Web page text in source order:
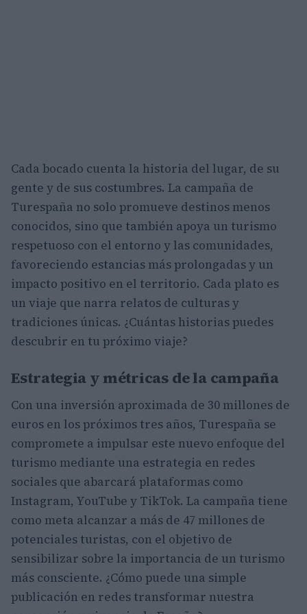
Cada bocado cuenta la historia del lugar, de su
gente y de sus costumbres. La campaña de
Turespaña no solo promueve destinos menos
conocidos, sino que también apoya un turismo
respetuoso con el entorno y las comunidades,
favoreciendo estancias más prolongadas y un
impacto positivo en el territorio. Cada plato es
un viaje que narra relatos de culturas y
tradiciones únicas. ¿Cuántas historias puedes
descubrir en tu próximo viaje?
Estrategia y métricas de la campaña
Con una inversión aproximada de 30 millones de
euros en los próximos tres años, Turespaña se
compromete a impulsar este nuevo enfoque del
turismo mediante una estrategia en redes
sociales que abarcará plataformas como
Instagram, YouTube y TikTok. La campaña tiene
como meta alcanzar a más de 47 millones de
potenciales turistas, con el objetivo de
sensibilizar sobre la importancia de un turismo
más consciente. ¿Cómo puede una simple
publicación en redes transformar nuestra